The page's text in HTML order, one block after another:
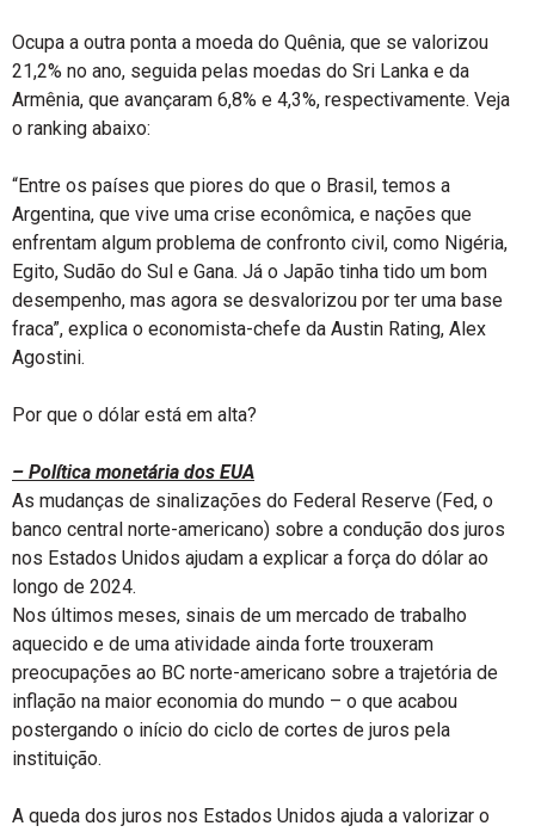
Ocupa a outra ponta a moeda do Quênia, que se valorizou
21,2% no ano, seguida pelas moedas do Sri Lanka e da
Armênia, que avançaram 6,8% e 4,3%, respectivamente. Veja
o ranking abaixo:
“Entre os países que piores do que o Brasil, temos a
Argentina, que vive uma crise econômica, e nações que
enfrentam algum problema de confronto civil, como Nigéria,
Egito, Sudão do Sul e Gana. Já o Japão tinha tido um bom
desempenho, mas agora se desvalorizou por ter uma base
fraca”, explica o economista-chefe da Austin Rating, Alex
Agostini.
Por que o dólar está em alta?
– Política monetária dos EUA
As mudanças de sinalizações do Federal Reserve (Fed, o
banco central norte-americano) sobre a condução dos juros
nos Estados Unidos ajudam a explicar a força do dólar ao
longo de 2024.
Nos últimos meses, sinais de um mercado de trabalho
aquecido e de uma atividade ainda forte trouxeram
preocupações ao BC norte-americano sobre a trajetória de
inflação na maior economia do mundo – o que acabou
postergando o início do ciclo de cortes de juros pela
instituição.
A queda dos juros nos Estados Unidos ajuda a valorizar o